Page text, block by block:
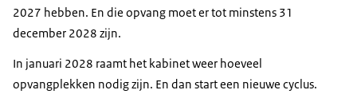
2027 hebben. En die opvang moet er tot minstens 31
december 2028 zijn.
In januari 2028 raamt het kabinet weer hoeveel
opvangplekken nodig zijn. En dan start een nieuwe cyclus.